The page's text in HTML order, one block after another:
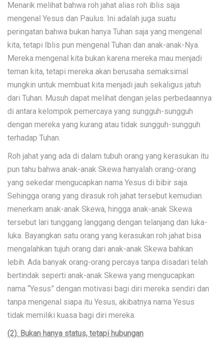
Menarik melihat bahwa roh jahat alias roh iblis saja
mengenal Yesus dan Paulus. Ini adalah juga suatu
peringatan bahwa bukan hanya Tuhan saja yang mengenal
kita, tetapi Iblis pun mengenal Tuhan dan anak-anak-Nya.
Mereka mengenal kita bukan karena mereka mau menjadi
teman kita, tetapi mereka akan berusaha semaksimal
mungkin untuk membuat kita menjadi jauh sekaligus jatuh
dari Tuhan. Musuh dapat melihat dengan jelas perbedaannya
di antara kelompok pemercaya yang sungguh-sungguh
dengan mereka yang kurang atau tidak sungguh-sungguh
terhadap Tuhan.
Roh jahat yang ada di dalam tubuh orang yang kerasukan itu
pun tahu bahwa anak-anak Skewa hanyalah orang-orang
yang sekedar mengucapkan nama Yesus di bibir saja.
Sehingga orang yang dirasuk roh jahat tersebut kemudian
menerkam anak-anak Skewa, hingga anak-anak Skewa
tersebut lari tunggang langgang dengan telanjang dan luka-
luka. Bayangkan satu orang yang kerasukan roh jahat bisa
mengalahkan tujuh orang dari anak-anak Skewa bahkan
lebih. Ada banyak orang-orang percaya tanpa disadari telah
bertindak seperti anak-anak Skewa yang mengucapkan
nama “Yesus” dengan motivasi bagi diri mereka sendiri dan
tanpa mengenal siapa itu Yesus, akibatnya nama Yesus
tidak memiliki kuasa bagi diri mereka.
(2). Bukan hanya status, tetapi hubungan